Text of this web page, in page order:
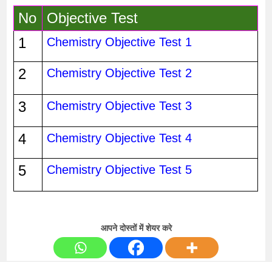
No
Objective Test
1
Chemistry Objective Test 1
2 Chemistry Objective Test 2
3 Chemistry Objective Test 3
4 Chemistry Objective Test 4
5 Chemistry Objective Test 5
आपने दोस्तों में शेयर करे